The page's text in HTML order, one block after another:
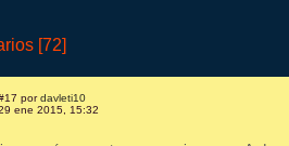
[72]
pordavleti10
ene 2015, 15:32